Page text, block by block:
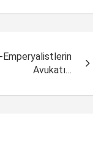
Emperyalistlerin
Avukatı…